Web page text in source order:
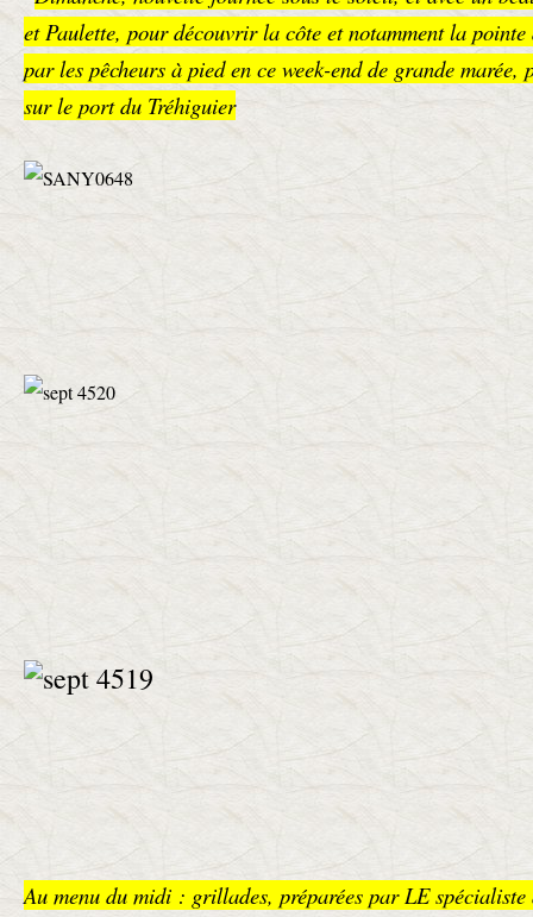
et Paulette, pour découvrir la côte et notamment la
par les pêcheurs à pied en ce week-end de grande
sur le port du Tréhiguier
Au menu du midi : grillades, préparées par LE